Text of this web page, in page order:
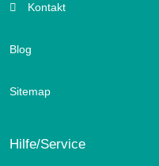
Kontakt
Blog
Sitemap
Hilfe/Service